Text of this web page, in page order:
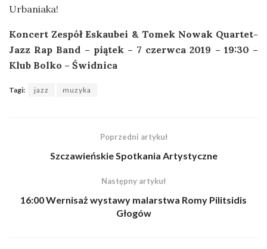
Urbaniaka!
Koncert Zespół Eskaubei & Tomek Nowak Quartet-
Jazz Rap Band – piątek – 7 czerwca 2019 – 19:30 –
Klub Bolko – Świdnica
Tagi: jazz muzyka
Poprzedni artykuł
Szczawieńskie Spotkania Artystyczne
Następny artykuł
16:00 Wernisaż wystawy malarstwa Romy Pilitsidis
Głogów